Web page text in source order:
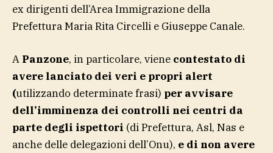
ex dirigenti dell’Area Immigrazione della
Prefettura Maria Rita Circelli e Giuseppe Canale.
A Panzone, in particolare, viene contestato di
avere lanciato dei veri e propri alert
(utilizzando determinate frasi) per avvisare
dell’imminenza dei controlli nei centri da
parte degli ispettori (di Prefettura, Asl, Nas e
anche delle delegazioni dell’Onu), e di non avere